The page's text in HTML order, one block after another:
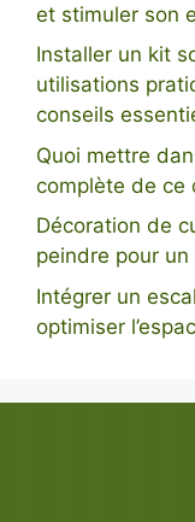
et stimuler son
Installer un kit
utilisations
conseils
Quoi mettre
complète de ce
Décoration de
peindre pour
Intégrer un
optimiser